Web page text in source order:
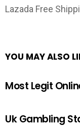
Lazada Free
YOU MAY ALSO
Most Legit
Uk Gambling